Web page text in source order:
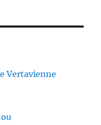
Vertavienne